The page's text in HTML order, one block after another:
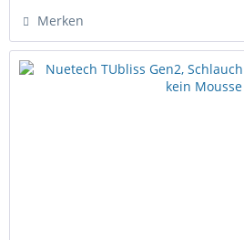
Merken